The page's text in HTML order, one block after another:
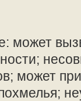
может
может